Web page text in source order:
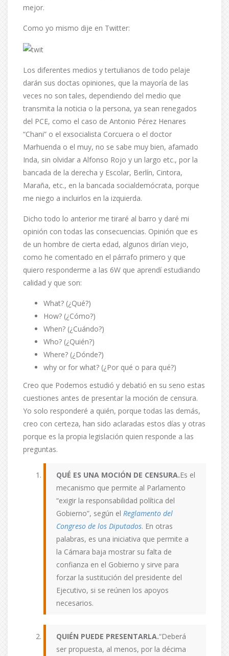
mejor.
Como yo mismo dije en Twitter:
Los diferentes medios y tertulianos de todo pelaje
darán sus doctas opiniones, que la mayoría de las
veces no son tales, dependiendo del medio que
transmita la noticia o la persona, ya sean renegados
del PCE, como el caso de Antonio Pérez Henares
“Chani” o el exsocialista Corcuera o el doctor
Marhuenda o el muy, no se sabe muy bien, afamado
Inda, sin olvidar a Alfonso Rojo y un largo etc., por la
bancada de la derecha y Escolar, Berlín, Cintora,
Maraña, etc., en la bancada socialdemócrata, porque
me niego a incluirlos en la izquierda.
Dicho todo lo anterior me tiraré al barro y daré mi
opinión con todas las consecuencias. Opinión que es
de un hombre de cierta edad, algunos dirían viejo,
como he comentado en el párrafo primero y que
quiero responderme a las 6W que aprendí estudiando
calidad y que son:
What? (¿Qué?)
How? (¿Cómo?)
When? (¿Cuándo?)
Who? (¿Quién?)
Where? (¿Dónde?)
why or for what? (¿Por qué o para qué?)
Creo que Podemos estudió y debatió en su seno estas
cuestiones antes de presentar la moción de censura.
Yo solo responderé a quién, porque todas las demás,
creo con certeza, han sido aclaradas estos días y otras
porque es la propia legislación quien responde a las
preguntas.
QUÉ ES UNA MOCIÓN DE CENSURA.Es el
mecanismo que permite al Parlamento
“exigir la responsabilidad política del
Gobierno”, según el Reglamento del
Congreso de los Diputados. En otras
palabras, es una iniciativa que permite a
la Cámara baja mostrar su falta de
confianza en el Gobierno y sirve para
forzar la sustitución del presidente del
Ejecutivo, si se reúnen los apoyos
necesarios.
QUIÉN PUEDE PRESENTARLA.“Deberá
ser propuesta, al menos, por la décima